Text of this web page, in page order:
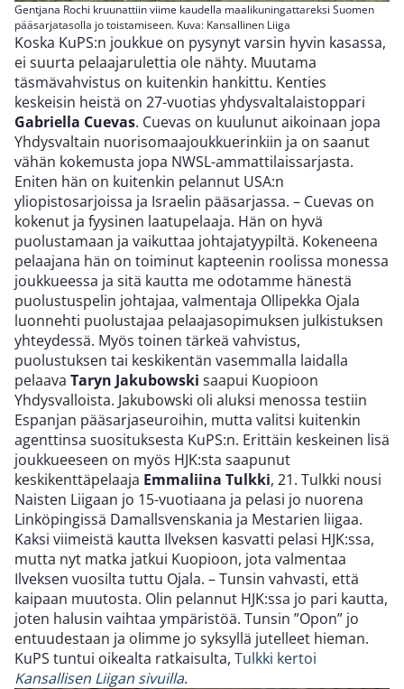
Gentjana Rochi kruunattiin viime kaudella maalikuningattareksi Suomen
pääsarjatasolla jo toistamiseen. Kuva: Kansallinen Liiga
Koska KuPS:n joukkue on pysynyt varsin hyvin kasassa,
ei suurta pelaajarulettia ole nähty. Muutama
täsmävahvistus on kuitenkin hankittu. Kenties
keskeisin heistä on 27-vuotias yhdysvaltalaistoppari
Gabriella Cuevas. Cuevas on kuulunut aikoinaan jopa
Yhdysvaltain nuorisomaajoukkuerinkiin ja on saanut
vähän kokemusta jopa NWSL-ammattilaissarjasta.
Eniten hän on kuitenkin pelannut USA:n
yliopistosarjoissa ja Israelin pääsarjassa. – Cuevas on
kokenut ja fyysinen laatupelaaja. Hän on hyvä
puolustamaan ja vaikuttaa johtajatyypiltä. Kokeneena
pelaajana hän on toiminut kapteenin roolissa monessa
joukkueessa ja sitä kautta me odotamme hänestä
puolustuspelin johtajaa, valmentaja Ollipekka Ojala
luonnehti puolustajaa pelaajasopimuksen julkistuksen
yhteydessä. Myös toinen tärkeä vahvistus,
puolustuksen tai keskikentän vasemmalla laidalla
pelaava Taryn Jakubowski saapui Kuopioon
Yhdysvalloista. Jakubowski oli aluksi menossa testiin
Espanjan pääsarjaseuroihin, mutta valitsi kuitenkin
agenttinsa suosituksesta KuPS:n. Erittäin keskeinen lisä
joukkueeseen on myös HJK:sta saapunut
keskikenttäpelaaja Emmaliina Tulkki, 21. Tulkki nousi
Naisten Liigaan jo 15-vuotiaana ja pelasi jo nuorena
Linköpingissä Damallsvenskania ja Mestarien liigaa.
Kaksi viimeistä kautta Ilveksen kasvatti pelasi HJK:ssa,
mutta nyt matka jatkui Kuopioon, jota valmentaa
Ilveksen vuosilta tuttu Ojala. – Tunsin vahvasti, että
kaipaan muutosta. Olin pelannut HJK:ssa jo pari kautta,
joten halusin vaihtaa ympäristöä. Tunsin ”Opon” jo
entuudestaan ja olimme jo syksyllä jutelleet hieman.
KuPS tuntui oikealta ratkaisulta, Tulkki kertoi
Kansallisen Liigan sivuilla.